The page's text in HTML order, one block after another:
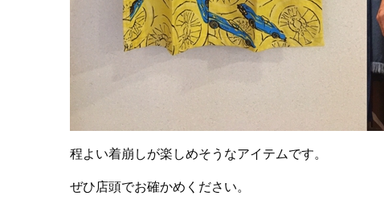
程よい着崩しが楽しめそうなアイテムです。
ぜひ店頭でお確かめください。